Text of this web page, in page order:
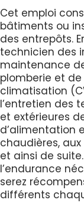
Cet emploi
bâtiments ou
des entrepôts.
technicien des
maintenance
plomberie et
climatisation
l’entretien des
et extérieures
d’alimentation
chaudières,
et ainsi de
l’endurance
serez
différents